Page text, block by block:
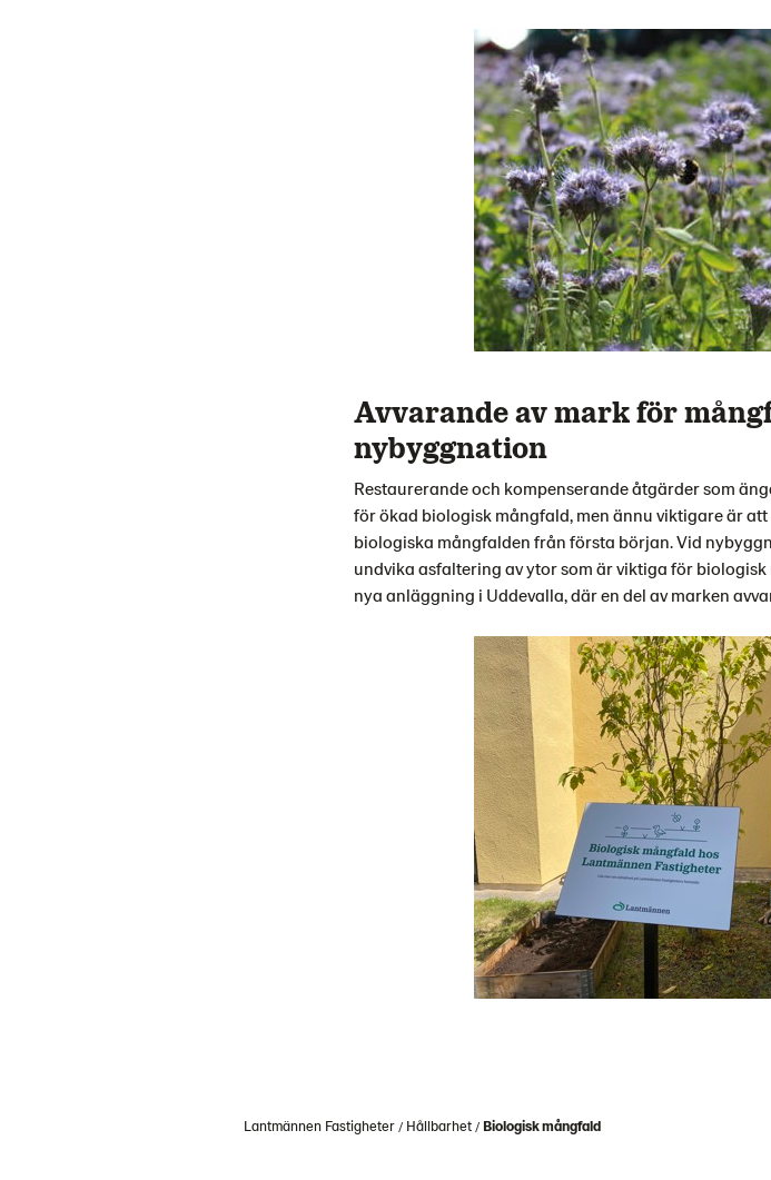
Avvarande av mark för
nybyggnation
Restaurerande och kompenserande åtgärder som
för ökad biologisk mångfald, men ännu viktigare är
biologiska mångfalden från första början. Vid
undvika asfaltering av ytor som är viktiga för
nya anläggning i Uddevalla, där en del av marken
Lantmännen Fastigheter Hållbarhet Biologisk mångfald